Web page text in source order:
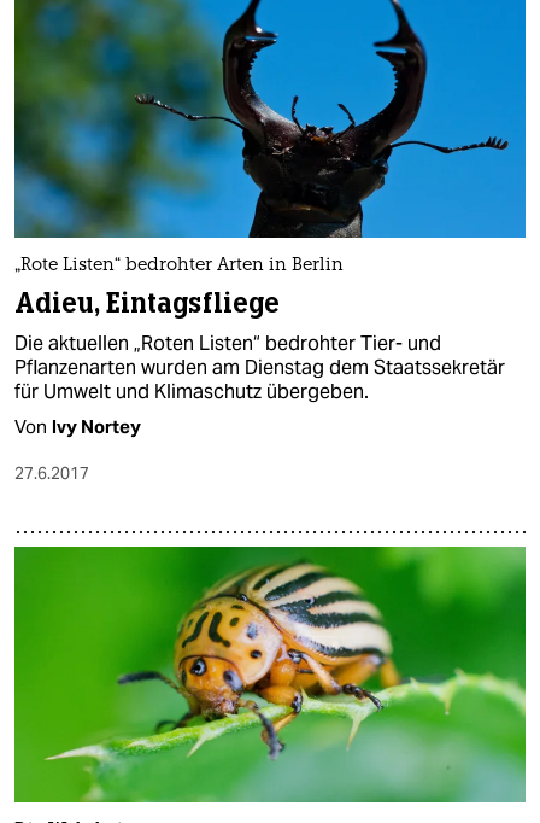
„Rote Listen“ bedrohter Arten in Berlin
Adieu, Eintagsfliege
Die aktuellen „Roten Listen“ bedrohter Tier- und
Pflanzenarten wurden am Dienstag dem Staatssekretär
für Umwelt und Klimaschutz übergeben.
Von Ivy Nortey
27.6.2017